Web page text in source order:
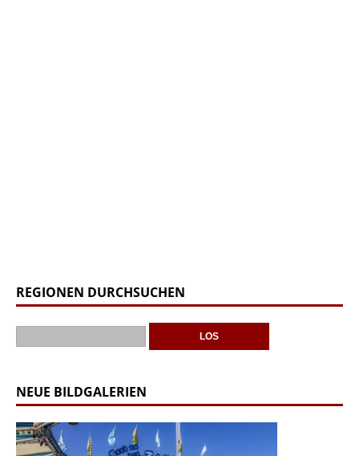
REGIONEN DURCHSUCHEN
NEUE BILDGALERIEN